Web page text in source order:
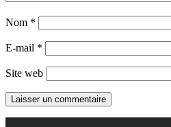
Nom *
E-mail *
Site web